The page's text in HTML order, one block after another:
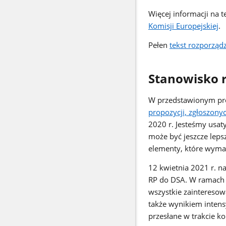
Więcej informacji na
Komisji Europejskiej.
Pełen tekst
Stanowisko
W przedstawionym
propozycji,
2020 r. Jesteśmy
może być jeszcze
elementy, które
12 kwietnia 2021 r.
RP do DSA. W
wszystkie
także wynikiem
przesłane w trakcie